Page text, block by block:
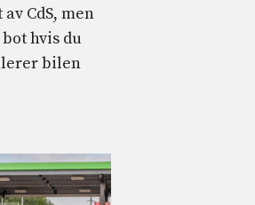
CdS, men
hvis du
bilen